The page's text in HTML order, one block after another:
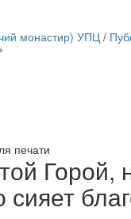
монастир) УПЦ/
печати
Горой,